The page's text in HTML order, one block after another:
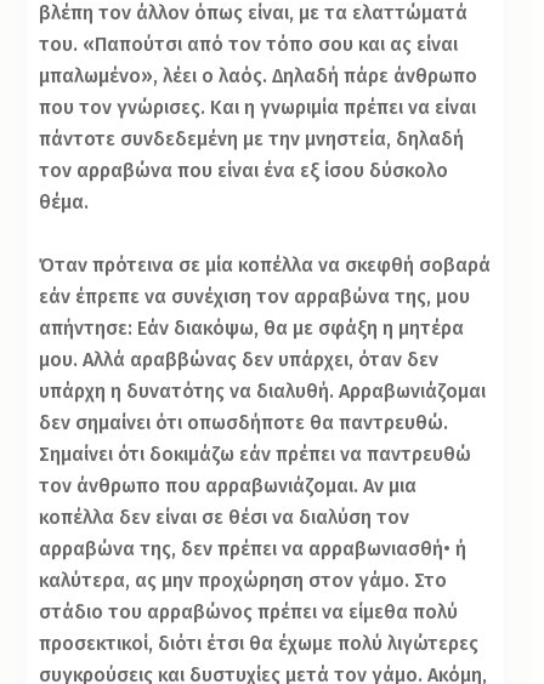
βλέπη τον άλλον όπως είναι, με τα ελαττώματά
του. «Παπούτσι από τον τόπο σου και ας είναι
μπαλωμένο», λέει ο λαός. Δηλαδή πάρε άνθρωπο
που τον γνώρισες. Και η γνωριμία πρέπει να είναι
πάντοτε συνδεδεμένη με την μνηστεία, δηλαδή
τον αρραβώνα που είναι ένα εξ ίσου δύσκολο
θέμα.
Όταν πρότεινα σε μία κοπέλλα να σκεφθή σοβαρά
εάν έπρεπε να συνέχιση τον αρραβώνα της, μου
απήντησε: Εάν διακόψω, θα με σφάξη η μητέρα
μου. Αλλά αραββώνας δεν υπάρχει, όταν δεν
υπάρχη η δυνατότης να διαλυθή. Αρραβωνιάζομαι
δεν σημαίνει ότι οπωσδήποτε θα παντρευθώ.
Σημαίνει ότι δοκιμάζω εάν πρέπει να παντρευθώ
τον άνθρωπο που αρραβωνιάζομαι. Αν μια
κοπέλλα δεν είναι σε θέσι να διαλύση τον
αρραβώνα της, δεν πρέπει να αρραβωνιασθή• ή
καλύτερα, ας μην προχώρηση στον γάμο. Στο
στάδιο του αρραβώνος πρέπει να είμεθα πολύ
προσεκτικοί, διότι έτσι θα έχωμε πολύ λιγώτερες
συγκρούσεις και δυστυχίες μετά τον γάμο. Ακόμη,